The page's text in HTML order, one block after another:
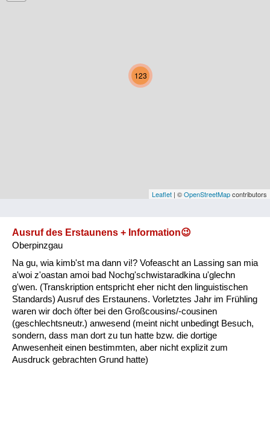
Niederösterreich
Oberösterreich
Vorarlberg
Natur und Landwirtschaft
Fluchen und Reden
Mensch, Tier und Alltag
Schmankerln und
Kulinarisches
123
Leaflet | ©OpenStreetMapcontributors
Ausruf des Erstaunens + Information😉
Oberpinzgau
Na gu, wia kimb'st ma dann vi!? Vofeascht an Lassing san mia
a'woi z'oastan amoi bad Nochg'schwistaradkina u'glechn
g'wen. (Transkription entspricht eher nicht den linguistischen
Standards) Ausruf des Erstaunens. Vorletztes Jahr im Frühling
waren wir doch öfter bei den Großcousins/-cousinen
(geschlechtsneutr.) anwesend (meint nicht unbedingt Besuch,
sondern, dass man dort zu tun hatte bzw. die dortige
Anwesenheit einen bestimmten, aber nicht explizit zum
Ausdruck gebrachten Grund hatte)